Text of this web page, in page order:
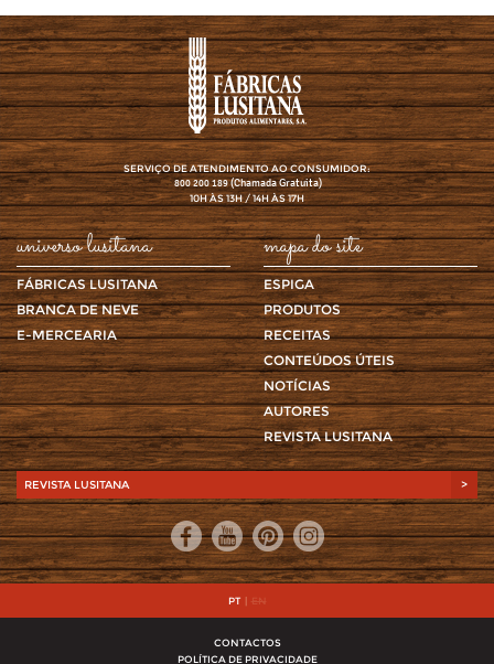
SERVIÇO DE ATENDIMENTO AO CONSUMIDOR:
800 200 189(Chamada Gratuita)
10H ÀS 13H / 14H ÀS 17H
universo lusitana
FÁBRICAS LUSITANA
BRANCA DE NEVE
E-MERCEARIA
mapa do site
ESPIGA
PRODUTOS
RECEITAS
CONTEÚDOS ÚTEIS
NOTÍCIAS
AUTORES
REVISTA LUSITANA
REVISTA LUSITANA >
PT | EN
CONTACTOS
POLÍTICA DE PRIVACIDADE